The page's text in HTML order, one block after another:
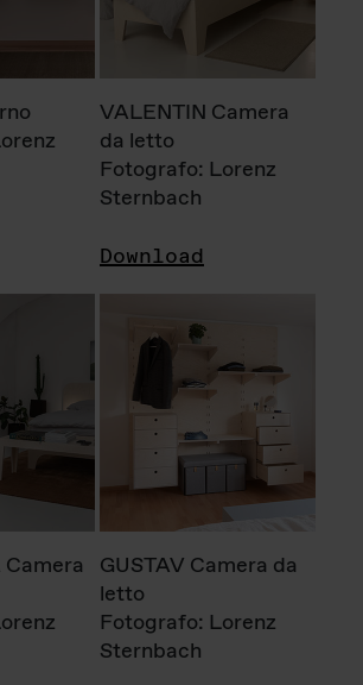
VALENTIN Camera
da letto
Fotografo: Lorenz
Sternbach
Download
GUSTAV Camera da
letto
Fotografo: Lorenz
Sternbach